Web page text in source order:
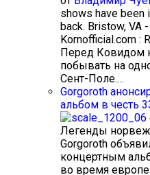
shows have been
back. Bristow, VA
Kornofficial.com :
Перед Ковидом
побывать на
Сент-Поле.…
Gorgoroth
альбом в честь
Легенды
Gorgoroth
концертным
во время